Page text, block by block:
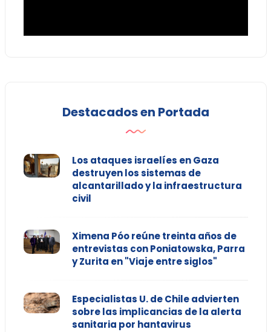
Destacados en Portada
Los ataques israelíes en Gaza
destruyen los sistemas de
alcantarillado y la infraestructura
civil
Ximena Póo reúne treinta años de
entrevistas con Poniatowska, Parra
y Zurita en "Viaje entre siglos"
Especialistas U. de Chile advierten
sobre las implicancias de la alerta
sanitaria por hantavirus